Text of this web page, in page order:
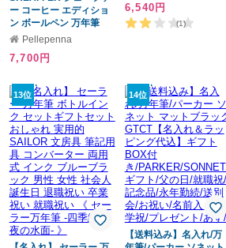
ー コーヒー エディショ
ン ボールペン 万年筆
COFFEE EDITION 高級
ンド ステーショナリー
ギフト プレゼント 名入
れ ネーム ブラウン 文具
【公式】細部までこだわ
りデザインされたシェー
ファーの最新コレクショ
ン
Pellepenna
7,700円
ピング 入学祝 就職祝 プ
レゼントに 父の日 母の
6,540円
(1)
13位 14位
【送料込み】名入れ/万